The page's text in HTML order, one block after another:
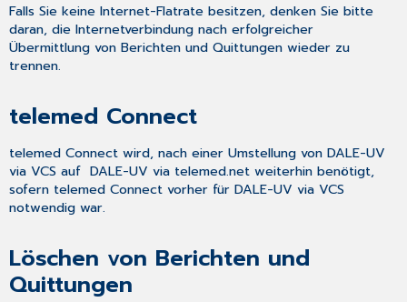
Falls Sie keine Internet-Flatrate besitzen, denken Sie bitte
daran, die Internetverbindung nach erfolgreicher
Übermittlung von Berichten und Quittungen wieder zu
trennen.
telemed Connect
telemed Connect wird, nach einer Umstellung vonDALE-UV
via VCS aufDALE-UV via telemed.net weiterhin benötigt,
sofern telemed Connect vorher fürDALE-UV via VCS
notwendig war.
Löschen von Berichten und
Quittungen